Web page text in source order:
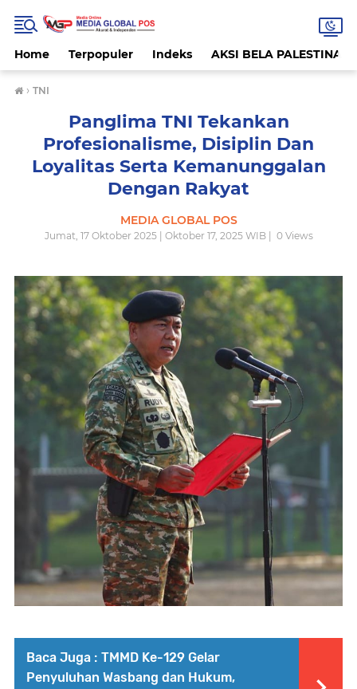
Home Terpopuler Indeks AKSI BELA PALESTINA
› TNI
Panglima TNI Tekankan
Profesionalisme, Disiplin Dan
Loyalitas Serta Kemanunggalan
Dengan Rakyat
MEDIA GLOBAL POS
Jumat, 17 Oktober 2025 | Oktober 17, 2025 WIB | 0Views
Baca Juga : TMMD Ke-129 Gelar
Penyuluhan Wasbang dan Hukum,